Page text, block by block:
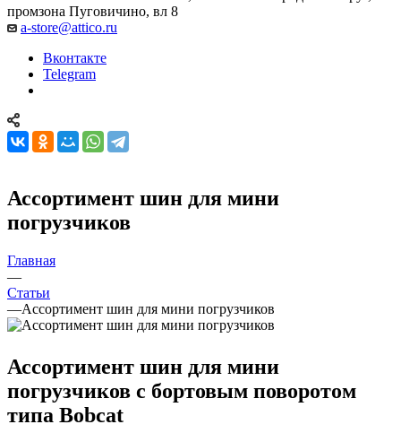
промзона Пуговичино, вл 8
a-store@attico.ru
Вконтакте
Telegram
Ассортимент шин для мини
погрузчиков
Главная
—
Статьи
—Ассортимент шин для мини погрузчиков
Ассортимент шин для мини
погрузчиков с бортовым поворотом
типа Bobcat